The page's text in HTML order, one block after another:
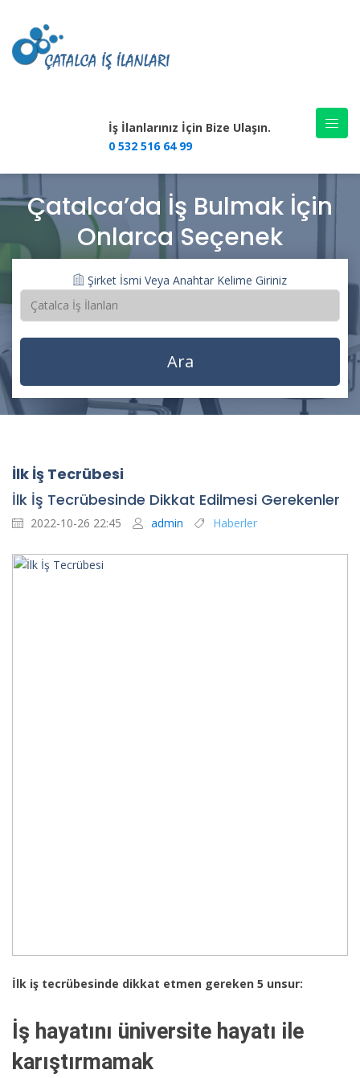
İş İlanlarınız İçin Bize Ulaşın.
0 532 516 64 99
Çatalca’da İş Bulmak İçin
Onlarca Seçenek
Şirket İsmi Veya Anahtar Kelime Giriniz
İlk İş Tecrübesi
İlk İş Tecrübesinde Dikkat Edilmesi Gerekenler
2022-10-26 22:45 admin Haberler
İlk iş tecrübesinde dikkat etmen gereken 5 unsur:
İş hayatını üniversite hayatı ile
karıştırmamak